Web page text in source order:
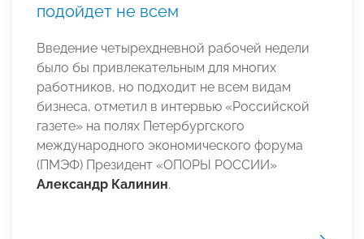
подойдет не всем
Введение четырехдневной рабочей недели
было бы привлекательным для многих
работников, но подходит не всем видам
бизнеса, отметил в интервью «Российской
газете» на полях Петербургского
международного экономического форума
(ПМЭФ) Президент «ОПОРЫ РОССИИ»
Александр Калинин.